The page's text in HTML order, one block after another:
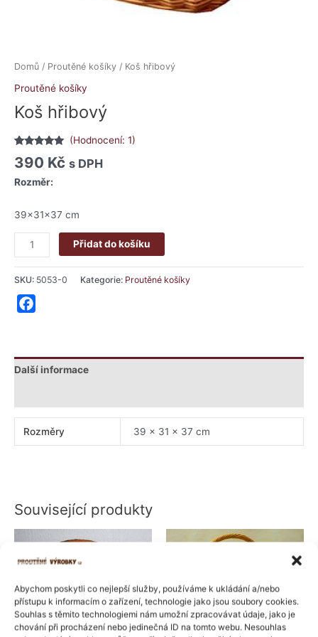
Abychom poskytli co nejlepší služby, používáme k ukládání a/nebo
přístupu k informacím o zařízení, technologie jako jsou soubory cookies.
Souhlas s těmito technologiemi nám umožní zpracovávat údaje, jako je
chování při procházení nebo jedinečná ID na tomto webu. Nesouhlas
Domů / Proutěné košíky / Koš hřibový
Proutěné košíky
Koš hřibový
Hodnoceno
5.00z 5 na
hodnocení
(Hodnocení: 1)
390 Kč s DPH
Rozměr:
39x31x37 cm
Přidat do košíku
SKU: 5053-0 Kategorie: Proutěné košíky
Další informace
Rozměry 39 × 31 × 37 cm
Související produkty